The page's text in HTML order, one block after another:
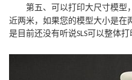
第五、可以打印大尺寸模型
近两米，如果您的模型大小是在
是目前还没有听说SLS可以整体打